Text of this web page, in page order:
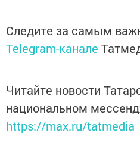
Следите за самым
Telegram-канале
Читайте новости
национальном
https://max.ru/tatmedia